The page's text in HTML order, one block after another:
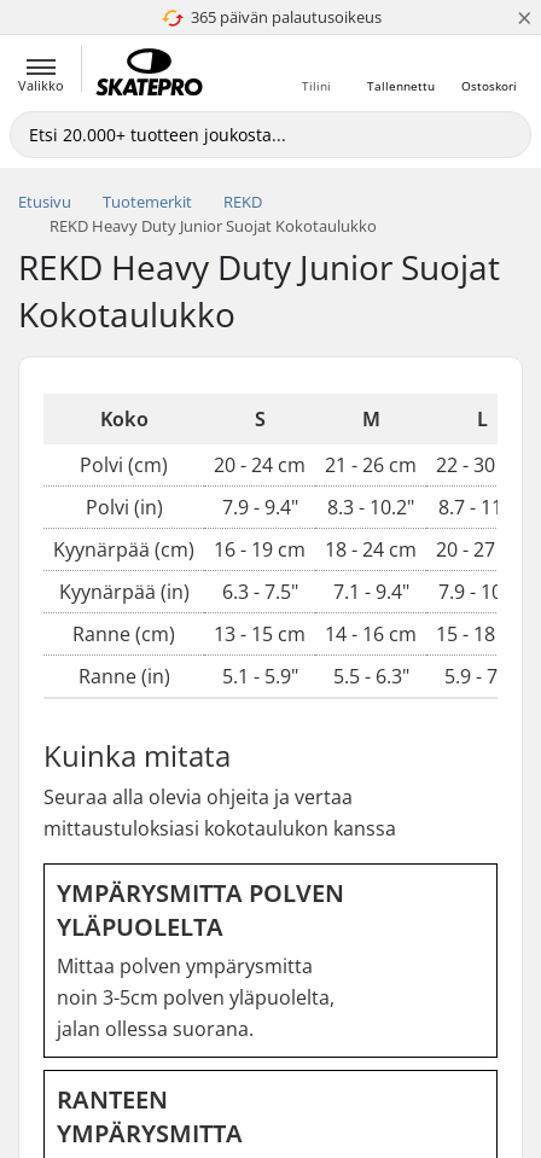
365 päivän palautusoikeus
4.8 / 5 ×
Valikko Ostoskori
Tallennettu
Tilini
Etusivu Tuotemerkit
REKD
REKD Heavy Duty Junior Suojat Kokotaulukko
REKD Heavy Duty Junior Suojat
Kokotaulukko
Koko S M
L
Polvi (cm)
20 - 24 cm 21 - 26 cm
22 - 30 cm
Polvi (in)
7.9 - 9.4" 8.3 - 10.2"
8.7 - 11.8"
Kyynärpää (cm)
16 - 19 cm 18 - 24 cm
20 - 27 cm
Kyynärpää (in)
6.3 - 7.5" 7.1 - 9.4"
7.9 - 10.6"
Ranne (cm)
13 - 15 cm 14 - 16 cm
15 - 18 cm
Ranne (in)
5.1 - 5.9" 5.5 - 6.3" 5.9 - 7.1"
Kuinka mitata
Seuraa alla olevia ohjeita ja vertaa
mittaustuloksiasi kokotaulukon kanssa
YMPÄRYSMITTA POLVEN
YLÄPUOLELTA
Mittaa polven ympärysmitta
noin 3-5cm polven yläpuolelta,
jalan ollessa suorana.
RANTEEN
YMPÄRYSMITTA